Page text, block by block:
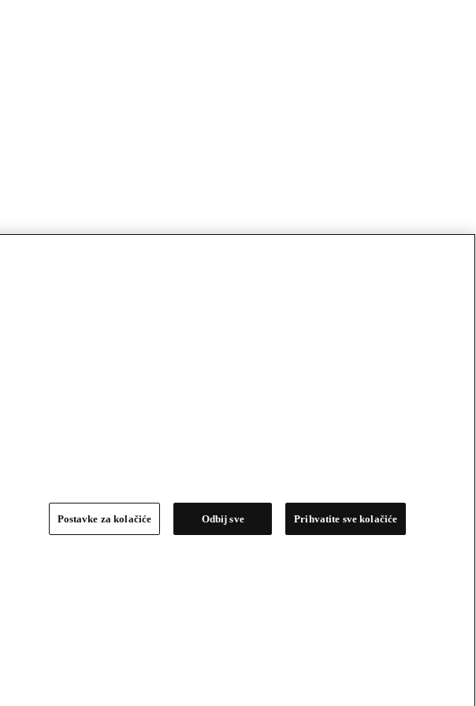
Postavke za kolačiće Odbij sve Prihvatite sve kolačiće